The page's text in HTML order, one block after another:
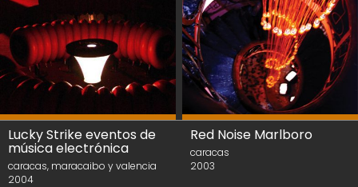
Lucky Strike eventos de
música electrónica
caracas, maracaibo y valencia
2004
Red Noise Marlboro
caracas
2003